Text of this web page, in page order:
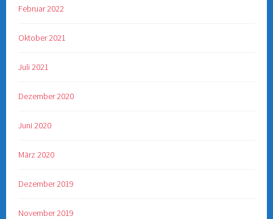
Februar 2022
Oktober 2021
Juli 2021
Dezember 2020
Juni 2020
März 2020
Dezember 2019
November 2019